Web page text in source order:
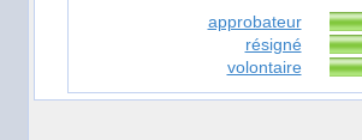
approbateur
résigné
volontaire